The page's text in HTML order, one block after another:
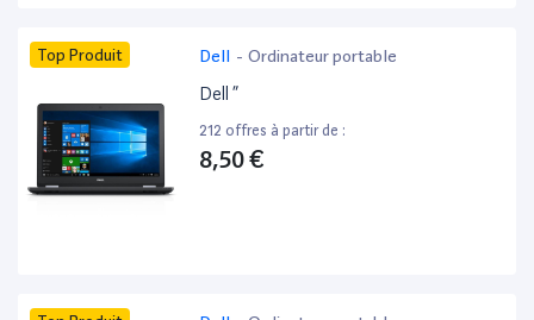
Top Produit Dell - Ordinateur portable
Dell ”
212 offres à partir de :
8,50 €